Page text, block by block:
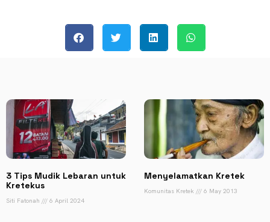
3 Tips Mudik Lebaran untuk
Kretekus
Siti Fatonah 6 April 2024
Menyelamatkan Kretek
Komunitas Kretek 6 May 2013